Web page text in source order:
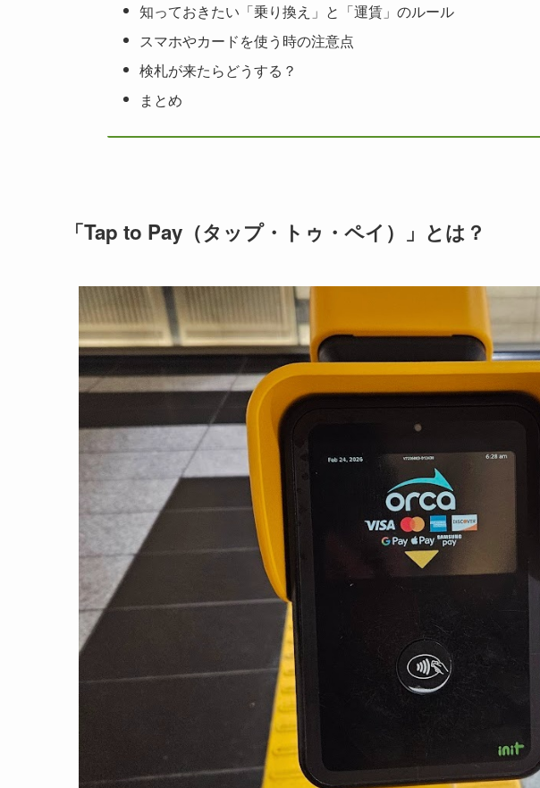
知っておきたい「乗り換え」と「運賃」のルール
スマホやカードを使う時の注意点
検札が来たらどうする？
まとめ
「Tap to Pay（タップ・トゥ・ペイ）」とは？